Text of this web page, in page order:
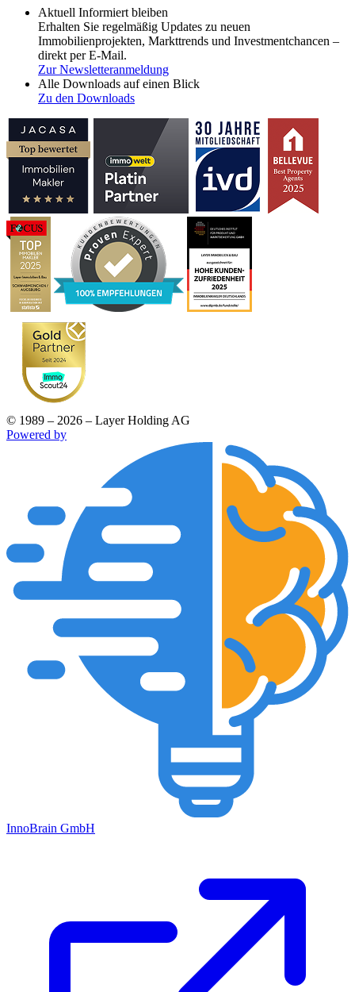
Aktuell Informiert bleiben
Erhalten Sie regelmäßig Updates zu neuen
Immobilienprojekten, Markttrends und Investmentchancen –
direkt per E-Mail.
Zur Newsletteranmeldung
Alle Downloads auf einen Blick
Zu den Downloads
© 1989 – 2026 – Layer Holding AG
Powered by
InnoBrain GmbH